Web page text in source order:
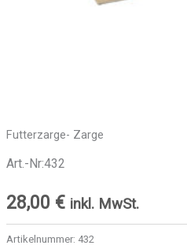
Futterzarge- Zarge
Art.-Nr:432
28,00 € inkl. MwSt.
Artikelnummer: 432